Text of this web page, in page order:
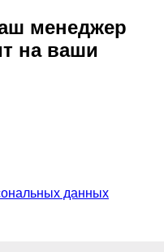
менеджер
на ваши
данных